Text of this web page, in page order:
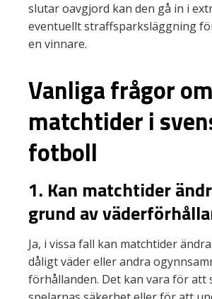
slutar oavgjord kan den gå in i
eventuellt straffsparksläggning
en vinnare.
Vanliga frågor om
matchtider i
fotboll
1. Kan matchtider
grund av
Ja, i vissa fall kan matchtider
dåligt väder eller andra
förhållanden. Det kan vara för att